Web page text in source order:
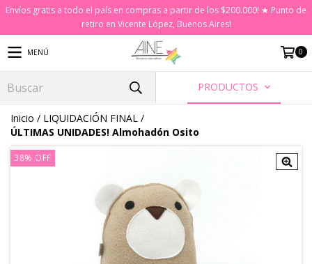
Envíos gratis a todo el país en compras a partir de los $200.000! ★ Punto de
retiro en Vicente López, Buenos Aires!
MENÚ 0
PRODUCTOS
Inicio / LIQUIDACIÓN FINAL /
ÚLTIMAS UNIDADES! Almohadón Osito
38% OFF